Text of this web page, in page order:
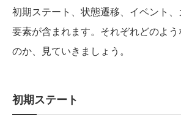
初期ステート、状態遷移、イベント
要素が含まれます。それぞれどのよ
のか、見ていきましょう。
初期ステート